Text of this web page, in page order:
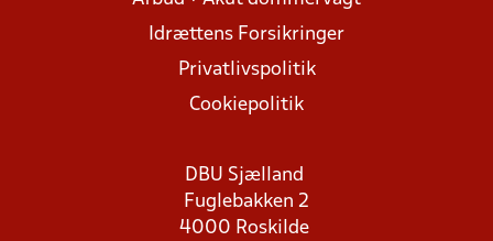
Idrættens Forsikringer
Privatlivspolitik
Cookiepolitik
DBU Sjælland
Fuglebakken 2
4000 Roskilde